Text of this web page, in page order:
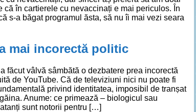
că în cartierele cu nevaccinați e mai periculos. În
s-a băgat programul ăsta, să nu îi mai vezi seara
mai incorectă politic
făcut vâlvă sâmbătă o dezbatere prea incorectă
de YouTube. Că de televiziuni nici nu poate fi
privind identitatea, imposibil de tranșat
Anume: ce primează – biologicul sau
sunt notorii pentru […]